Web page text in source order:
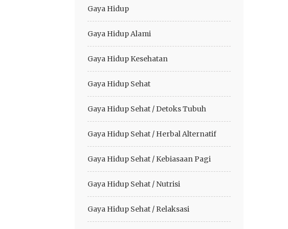
Gaya Hidup
Gaya Hidup Alami
Gaya Hidup Kesehatan
Gaya Hidup Sehat
Gaya Hidup Sehat / Detoks Tubuh
Gaya Hidup Sehat / Herbal Alternatif
Gaya Hidup Sehat / Kebiasaan Pagi
Gaya Hidup Sehat / Nutrisi
Gaya Hidup Sehat / Relaksasi